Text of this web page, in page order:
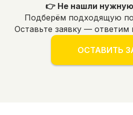
👉 Не нашли нужную
Подберём подходящую
Оставьте заявку — ответим
ОСТАВИТЬ